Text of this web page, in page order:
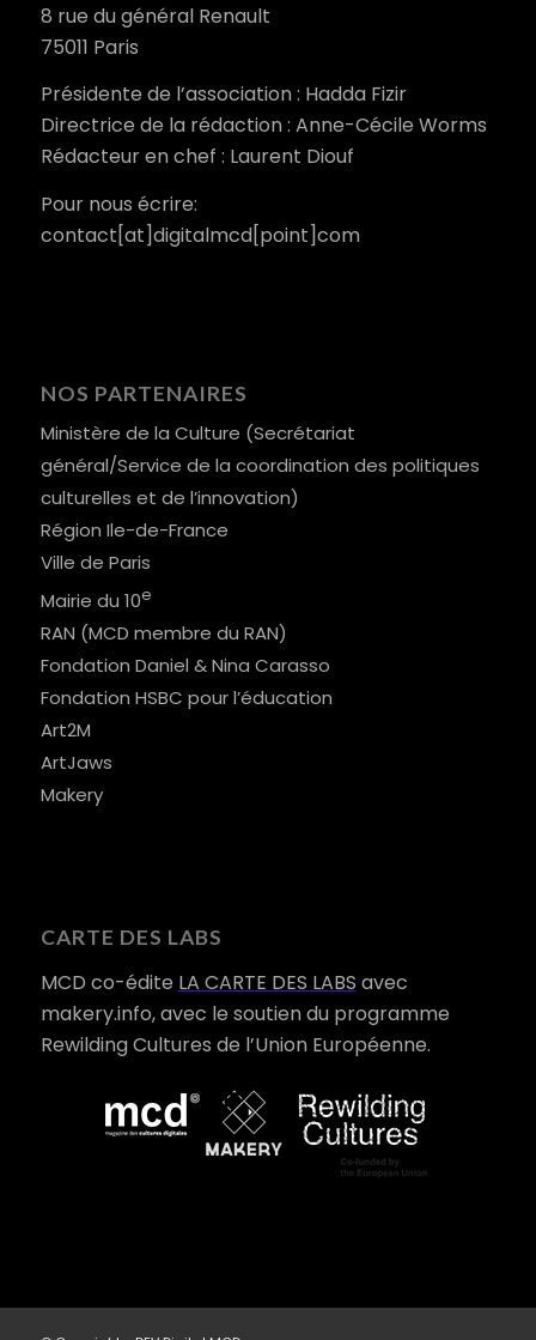
8 rue du général Renault
75011 Paris
Présidente de l’association : Hadda Fizir
Directrice de la rédaction : Anne-Cécile Worms
Rédacteur en chef : Laurent Diouf
Pour nous écrire:
contact[at]digitalmcd[point]com
NOS PARTENAIRES
Ministère de la Culture (Secrétariat
général/Service de la coordination des politiques
culturelles et de l’innovation)
Région Ile-de-France
Ville de Paris
Mairie du 10e
RAN (MCD membre du RAN)
Fondation Daniel & Nina Carasso
Fondation HSBC pour l’éducation
Art2M
ArtJaws
Makery
CARTE DES LABS
MCD co-édite LA CARTE DES LABS avec
makery.info, avec le soutien du programme
Rewilding Cultures de l’Union Européenne.